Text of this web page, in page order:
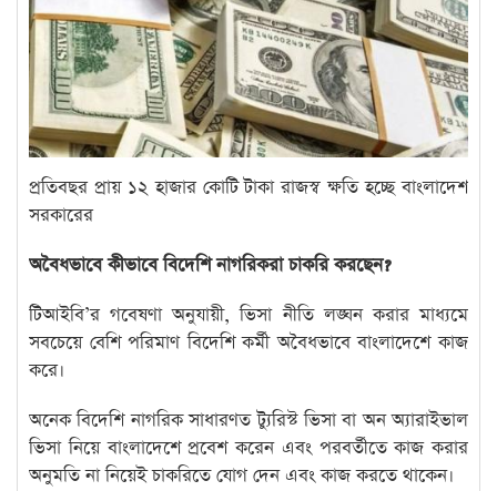
প্রতিবছর প্রায় ১২ হাজার কোটি টাকা রাজস্ব ক্ষতি হচ্ছে বাংলাদেশ
সরকারের
অবৈধভাবে কীভাবে বিদেশি নাগরিকরা চাকরি করছেন?
টিআইবি’র গবেষণা অনুযায়ী, ভিসা নীতি লঙ্ঘন করার মাধ্যমে
সবচেয়ে বেশি পরিমাণ বিদেশি কর্মী অবৈধভাবে বাংলাদেশে কাজ
করে।
অনেক বিদেশি নাগরিক সাধারণত ট্যুরিস্ট ভিসা বা অন অ্যারাইভাল
ভিসা নিয়ে বাংলাদেশে প্রবেশ করেন এবং পরবর্তীতে কাজ করার
অনুমতি না নিয়েই চাকরিতে যোগ দেন এবং কাজ করতে থাকেন।